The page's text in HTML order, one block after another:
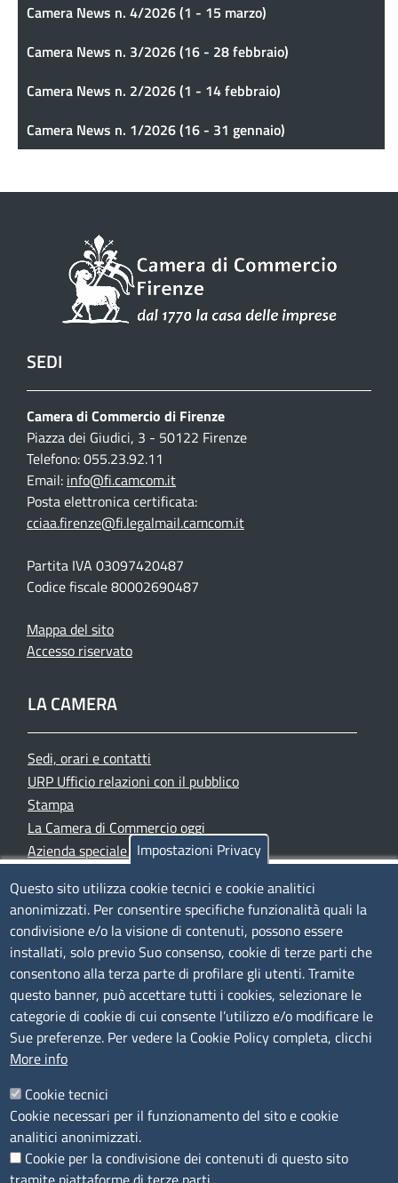
Camera News n. 4/2026 (1 - 15 marzo)
Camera News n. 3/2026 (16 - 28 febbraio)
Camera News n. 2/2026 (1 - 14 febbraio)
Camera News n. 1/2026 (16 - 31 gennaio)
SEDI
Camera di Commercio di Firenze
Piazza dei Giudici, 3 - 50122 Firenze
Telefono: 055.23.92.11
Email: info@fi.camcom.it
Posta elettronica certificata:
cciaa.firenze@fi.legalmail.camcom.it
Partita IVA 03097420487
Codice fiscale 80002690487
Mappa del sito
Accesso riservato
LA CAMERA
Sedi, orari e contatti
URP Ufficio relazioni con il pubblico
Stampa
La Camera di Commercio oggi
Azienda speciale PromoFirenze
TRASPARENZA
Albo Online
Amministrazione trasparente
Bandi e concorsi
Segnalazioni Whistleblowing
Accessibilità
IBAN e pagamenti informatici
Informative privacy e cookie
Verifiche PA
Attuazione misure PNRR
Modulistica
Impostazioni Privacy
Questo sito utilizza cookie tecnici e cookie analitici
anonimizzati. Per consentire specifiche funzionalità quali la
condivisione e/o la visione di contenuti, possono essere
installati, solo previo Suo consenso, cookie di terze parti che
consentono alla terza parte di profilare gli utenti. Tramite
questo banner, può accettare tutti i cookies, selezionare le
categorie di cookie di cui consente l’utilizzo e/o modificare le
Sue preferenze. Per vedere la Cookie Policy completa, clicchi
More info
Cookie tecnici
Cookie necessari per il funzionamento del sito e cookie
analitici anonimizzati.
Cookie per la condivisione dei contenuti di questo sito